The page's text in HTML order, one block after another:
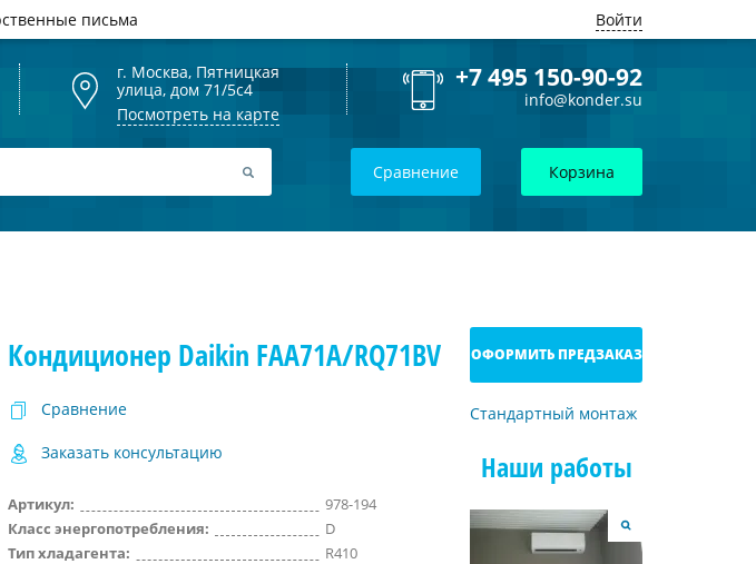
письма Войти
г. Москва, Пятницкая
улица, дом 71/5с4
Посмотреть на карте
+7 495 150-90-92
info@konder.su
Сравнение Корзина
Кондиционер Daikin FAA71A/RQ71BV
Сравнение
Заказать консультацию
Артикул:
978-194
Класс энергопотребления:
D
Тип хладагента:
R410
ОФОРМИТЬ ПРЕДЗАКАЗ
Стандартный монтаж
Наши работы